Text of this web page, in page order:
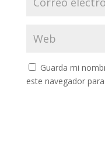
Guarda mi
este navegador